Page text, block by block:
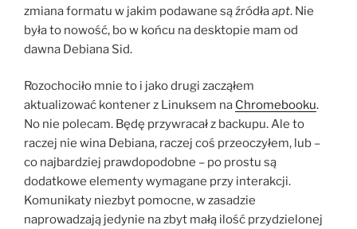
zmiana formatu w jakim podawane są źródłaapt. Nie
była to nowość, bo w końcu na desktopie mam od
dawna Debiana Sid.
Rozochociło mnie to i jako drugi zacząłem
aktualizować kontener z Linuksem na Chromebooku.
No nie polecam. Będę przywracał z backupu. Ale to
raczej nie wina Debiana, raczej coś przeoczyłem, lub –
co najbardziej prawdopodobne – po prostu są
dodatkowe elementy wymagane przy interakcji.
Komunikaty niezbyt pomocne, w zasadzie
naprowadzają jedynie na zbyt małą ilość przydzielonej